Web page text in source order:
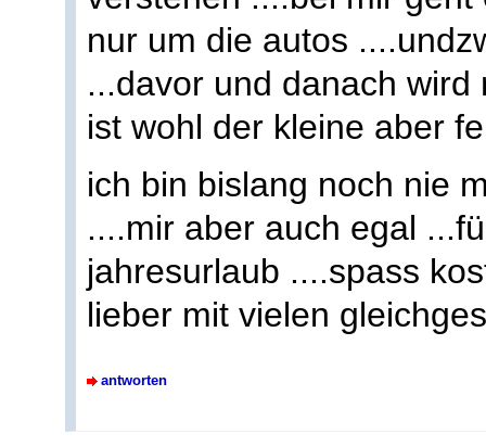
nur um die autos
...davor und danach
ist wohl der kleine aber
ich bin bislang noch nie
....mir aber auch egal
jahresurlaub ....spass
lieber mit vielen
antworten